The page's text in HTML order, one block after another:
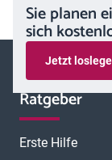
Sie planen
sich
Jetzt
Ratgeber
Erste Hilfe